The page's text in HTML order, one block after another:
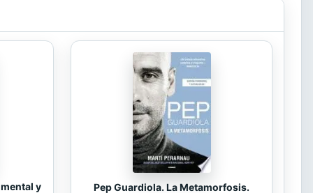
y Pep Guardiola. La Metamorfosis.